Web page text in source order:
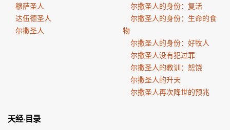
穆萨圣人
达伍德圣人
尔撒圣人
尔撒圣人的身份：复活
尔撒圣人的身份：生命的食
物
尔撒圣人的身份：好牧人
尔撒圣人没有犯过罪
尔撒圣人的教训：恕饶
尔撒圣人的升天
尔撒圣人再次降世的预兆
天经·目录